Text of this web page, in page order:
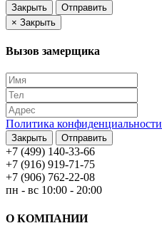
Закрыть
Отправить
× Закрыть
Вызов замерщика
Политика конфиденциальности
Закрыть Отправить
+7 (499) 140-33-66
+7 (916) 919-71-75
+7 (906) 762-22-08
пн - вс 10:00 - 20:00
О КОМПАНИИ